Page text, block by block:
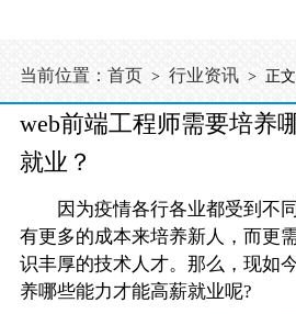
当前位置： 首页 > 行业资讯> 正文
web前端工程师需要培养
就业？
因为疫情各行各业都受到不同
有更多的成本来培养新人，而更
识丰厚的技术人才。那么，现如
养哪些能力才能高薪就业呢?